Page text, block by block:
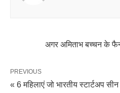
अगर अमिताभ बच्चन के
PREVIOUS
« 6 महिलाएं जो भारतीय स्टार्टअप